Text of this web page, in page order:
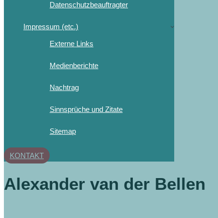
Datenschutzbeauftragter
Impressum (etc.)
Externe Links
Medienberichte
Nachtrag
Sinnsprüche und Zitate
Sitemap
KONTAKT
Alexander van der Bellen